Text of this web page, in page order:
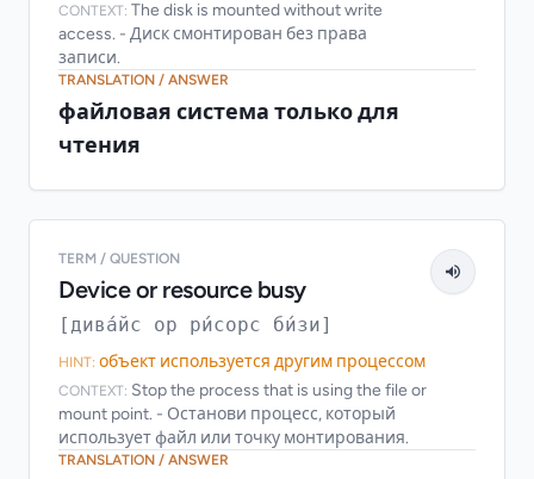
CONTEXT: The disk is mounted without write
access. - Диск смонтирован без права
записи.
TRANSLATION / ANSWER
файловая система только для
чтения
TERM / QUESTION
Device or resource busy
[дива́йс ор ри́сорс би́зи]
HINT: объект используется другим процессом
CONTEXT: Stop the process that is using the file or
mount point. - Останови процесс, который
использует файл или точку монтирования.
TRANSLATION / ANSWER